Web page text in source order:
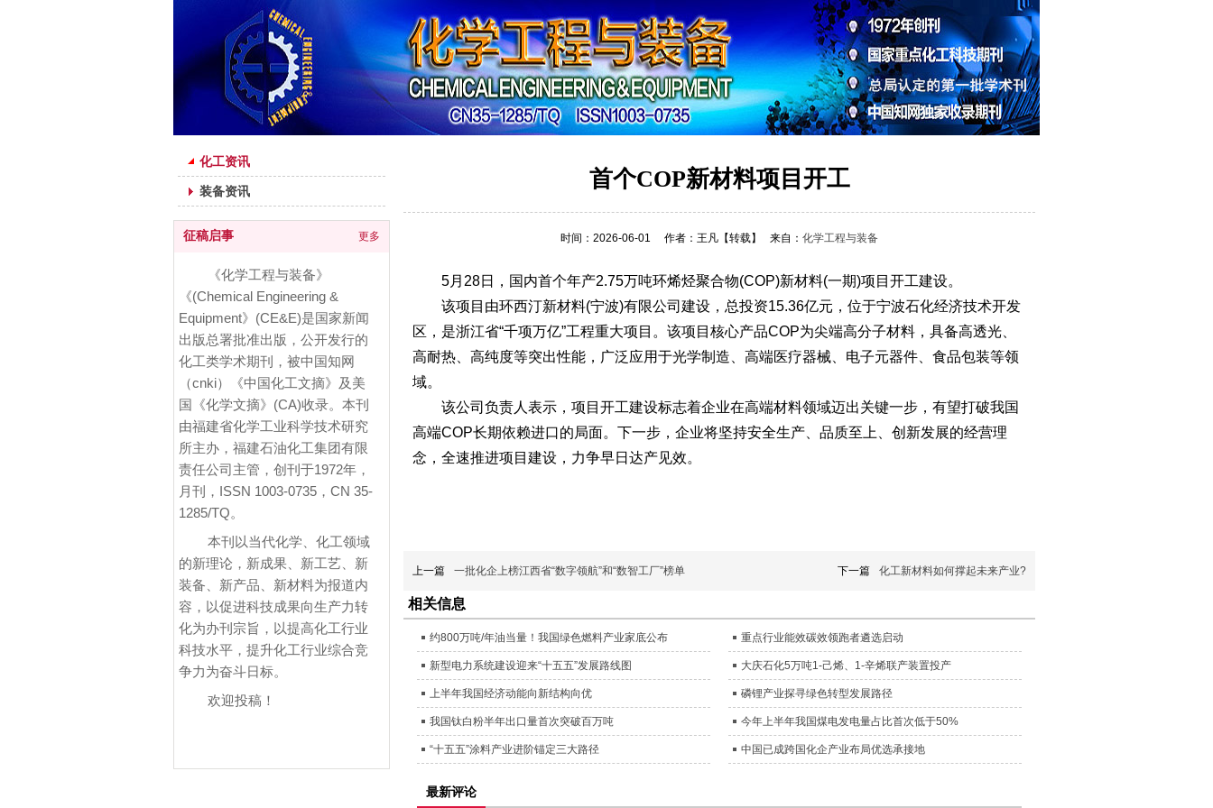
化工资讯
装备资讯
征稿启事 更多
《化学工程与装备》
《(Chemical Engineering &
Equipment》(CE&E)是国家新闻
出版总署批准出版，公开发行的
化工类学术期刊，被中国知网
（cnki）《中国化工文摘》及美
国《化学文摘》(CA)收录。本刊
由福建省化学工业科学技术研究
所主办，福建石油化工集团有限
责任公司主管，创刊于1972年，
月刊，ISSN 1003-0735，CN 35-
1285/TQ。
本刊以当代化学、化工领域
的新理论，新成果、新工艺、新
装备、新产品、新材料为报道内
容，以促进科技成果向生产力转
化为办刊宗旨，以提高化工行业
科技水平，提升化工行业综合竞
争力为奋斗日标。
欢迎投稿！
详细内容
首个COP新材料项目开工
时间：2026-06-01 作者：王凡 【转载】 来自： 化学工程与装备
5月28日，国内首个年产2.75万吨环烯烃聚合物(COP)新材料(一期)项目开工建设。
该项目由环西汀新材料(宁波)有限公司建设，总投资15.36亿元，位于宁波石化经济技术开发
区，是浙江省“千项万亿”工程重大项目。该项目核心产品COP为尖端高分子材料，具备高透光、
高耐热、高纯度等突出性能，广泛应用于光学制造、高端医疗器械、电子元器件、食品包装等领
域。
该公司负责人表示，项目开工建设标志着企业在高端材料领域迈出关键一步，有望打破我国
高端COP长期依赖进口的局面。下一步，企业将坚持安全生产、品质至上、创新发展的经营理
念，全速推进项目建设，力争早日达产见效。
上一篇 一批化企上榜江西省“数字领航”和“数智工厂”榜单 下一篇 化工新材料如何撑起未来产业?
相关信息
约800万吨/年油当量！我国绿色燃料产业家底公布 重点行业能效碳效领跑者遴选启动
新型电力系统建设迎来“十五五”发展路线图 大庆石化5万吨1-己烯、1-辛烯联产装置投产
上半年我国经济动能向新结构向优 磷锂产业探寻绿色转型发展路径
我国钛白粉半年出口量首次突破百万吨 今年上半年我国煤电发电量占比首次低于50%
“十五五”涂料产业进阶锚定三大路径 中国已成跨国化企产业布局优选承接地
最新评论